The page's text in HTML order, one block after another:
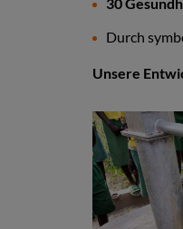
Durch
Unsere
Stories
Add
Image